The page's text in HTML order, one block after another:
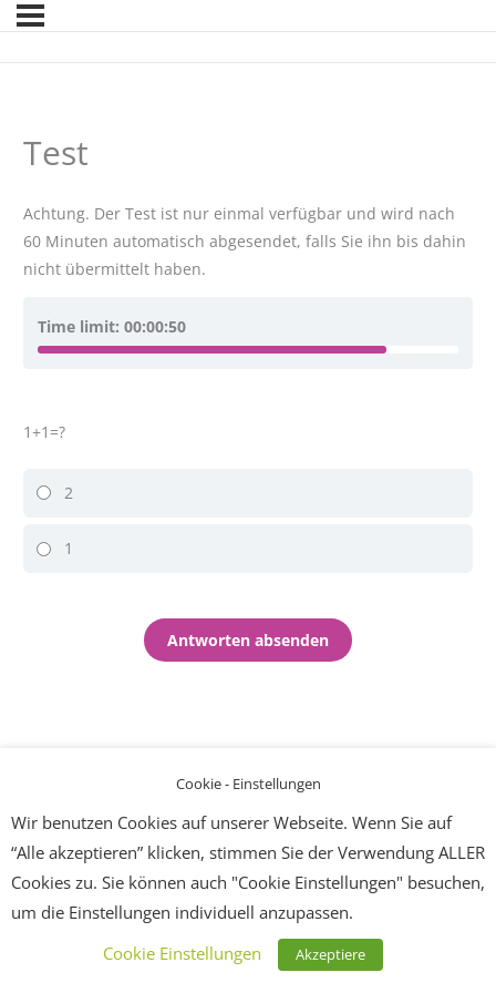
Test
Achtung. Der Test ist nur einmal verfügbar und wird nach
60 Minuten automatisch abgesendet, falls Sie ihn bis dahin
nicht übermittelt haben.
Time limit:00:00:50
1+1=?
2
1
Cookie - Einstellungen
Wir benutzen Cookies auf unserer Webseite. Wenn Sie auf
“Alle akzeptieren” klicken, stimmen Sie der Verwendung ALLER
Cookies zu. Sie können auch "Cookie Einstellungen" besuchen,
um die Einstellungen individuell anzupassen.
Cookie Einstellungen
Akzeptiere